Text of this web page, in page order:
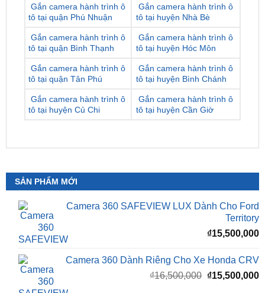
Gắn camera hành trình ô
tô tại quận Bình Thạnh
Gắn camera hành trình ô
tô tại huyện Hóc Môn
Gắn camera hành trình ô
tô tại quận Tân Phú
Gắn camera hành trình ô
tô tại huyện Bình Chánh
Gắn camera hành trình ô
tô tại huyện Củ Chi
Gắn camera hành trình ô
tô tại huyện Cần Giờ
SẢN PHẨM MỚI
Camera 360 SAFEVIEW LUX Dành Cho Ford
₫15,500,000
Camera 360 Dành Riêng Cho Xe Honda CRV
gốc
là:
₫16,500,000.
Camera 360 Safeview S200